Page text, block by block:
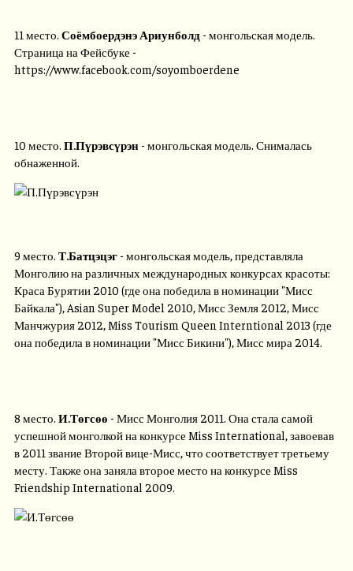
11 место. Соёмбоердэнэ Ариунболд - монгольская модель.
Страница на Фейсбуке -
https://www.facebook.com/soyomboerdene
10 место. П.Пүрэвсүрэн - монгольская модель. Снималась
обнаженной.
9 место. Т.Батцэцэг - монгольская модель, представляла
Монголию на различных международных конкурсах красоты:
Краса Бурятии 2010 (где она победила в номинации "Мисс
Байкала"), Asian Super Model 2010, Мисс Земля 2012, Мисс
Манчжурия 2012, Miss Tourism Queen Interntional 2013 (где
она победила в номинации "Мисс Бикини"), Мисс мира 2014.
8 место. И.Төгсөө - Мисс Монголия 2011. Она стала самой
успешной монголкой на конкурсе Miss International, завоевав
в 2011 звание Второй вице-Мисс, что соответствует третьему
месту. Также она заняла второе место на конкурсе Miss
Friendship International 2009.